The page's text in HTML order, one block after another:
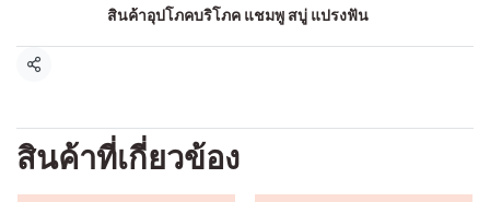
สินค้าอุปโภคบริโภค แชมพู สบู่ แปรงฟัน
แชร์
สินค้าที่เกี่ยวข้อง